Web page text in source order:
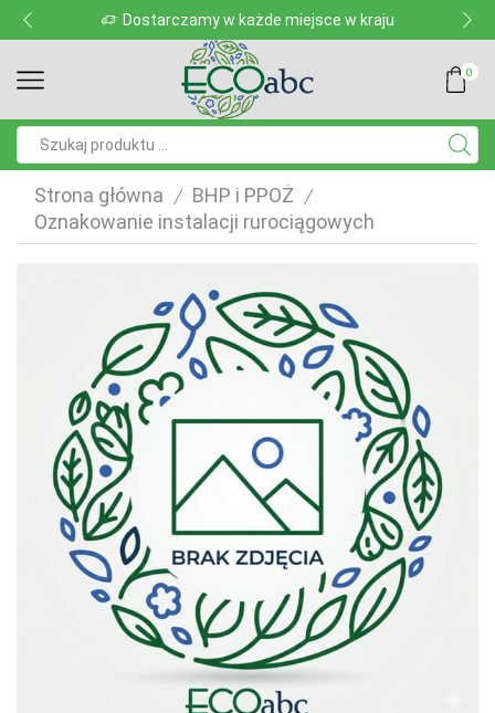
Dostarczamy w każde miejsce w kraju
0
Strona główna / BHP i PPOŻ /
Oznakowanie instalacji rurociągowych